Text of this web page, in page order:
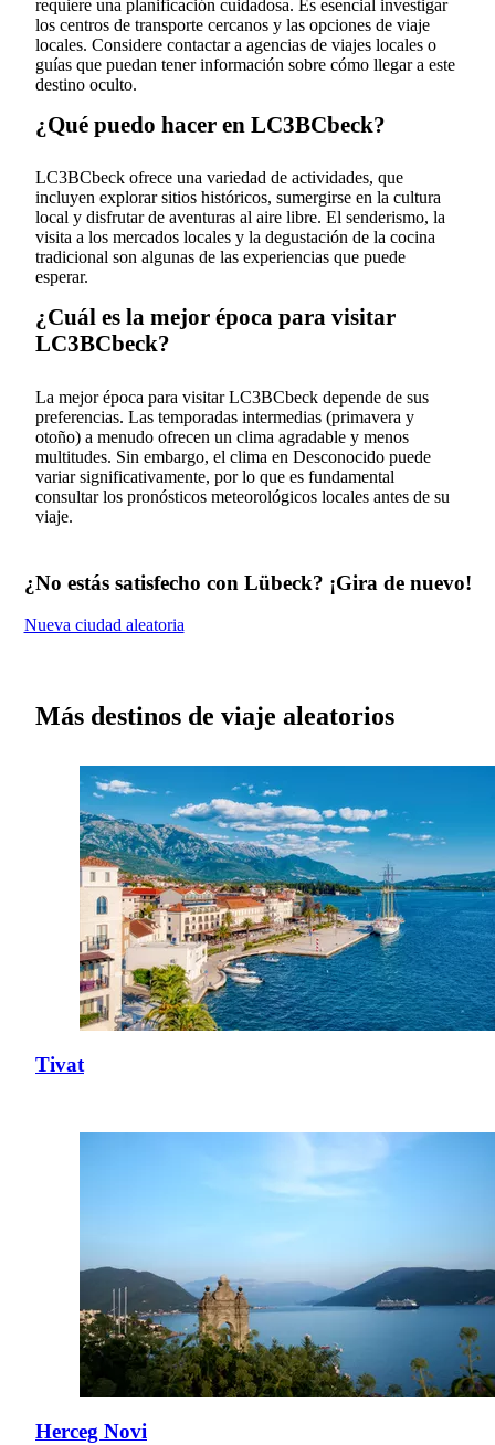
requiere una planificación cuidadosa. Es esencial investigar
los centros de transporte cercanos y las opciones de viaje
locales. Considere contactar a agencias de viajes locales o
guías que puedan tener información sobre cómo llegar a este
destino oculto.
¿Qué puedo hacer en LC3BCbeck?
LC3BCbeck ofrece una variedad de actividades, que
incluyen explorar sitios históricos, sumergirse en la cultura
local y disfrutar de aventuras al aire libre. El senderismo, la
visita a los mercados locales y la degustación de la cocina
tradicional son algunas de las experiencias que puede
esperar.
¿Cuál es la mejor época para visitar
LC3BCbeck?
La mejor época para visitar LC3BCbeck depende de sus
preferencias. Las temporadas intermedias (primavera y
otoño) a menudo ofrecen un clima agradable y menos
multitudes. Sin embargo, el clima en Desconocido puede
variar significativamente, por lo que es fundamental
consultar los pronósticos meteorológicos locales antes de su
viaje.
¿No estás satisfecho con Lübeck? ¡Gira de nuevo!
Nueva ciudad aleatoria
Más destinos de viaje aleatorios
Tivat
Herceg Novi